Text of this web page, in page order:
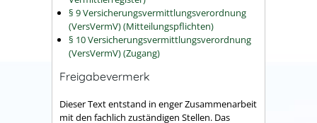
§ 9 Versicherungsvermittlungsverordnung
(VersVermV) (Mitteilungspflichten)
§ 10 Versicherungsvermittlungsverordnung
(VersVermV) (Zugang)
Freigabevermerk
Dieser Text entstand in enger Zusammenarbeit
mit den fachlich zuständigen Stellen. Das